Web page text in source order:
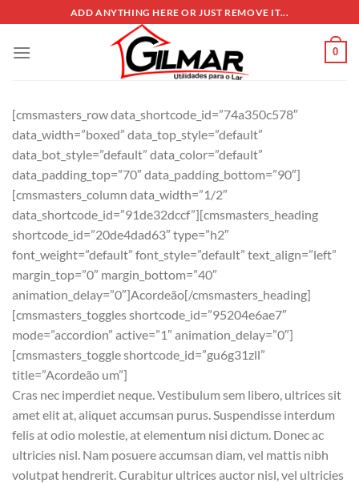
to
content
ADD ANYTHING HERE OR JUST REMOVE IT...
0
[cmsmasters_row data_shortcode_id=”74a350c578″
data_width=”boxed” data_top_style=”default”
data_bot_style=”default” data_color=”default”
data_padding_top=”70″ data_padding_bottom=”90″]
[cmsmasters_column data_width=”1/2″
data_shortcode_id=”91de32dccf”][cmsmasters_heading
shortcode_id=”20de4dad63″ type=”h2″
font_weight=”default” font_style=”default” text_align=”left”
margin_top=”0″ margin_bottom=”40″
animation_delay=”0″]Acordeão[/cmsmasters_heading]
[cmsmasters_toggles shortcode_id=”95204e6ae7″
mode=”accordion” active=”1″ animation_delay=”0″]
[cmsmasters_toggle shortcode_id=”gu6g31zll”
title=”Acordeão um”]
Cras nec imperdiet neque. Vestibulum sem libero, ultrices sit
amet elit at, aliquet accumsan purus. Suspendisse interdum
felis at odio molestie, at elementum nisi dictum. Donec ac
ultricies nisl. Nam posuere accumsan diam, vel mattis nibh
volutpat hendrerit. Curabitur ultrices auctor nisl, vel ultricies